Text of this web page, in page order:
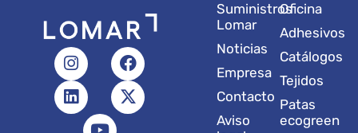
I
n
s
t
F
a
c
e
L
i
n
k
X
-
t
w
u
Suministros
Lomar
Noticias
Empresa
Contacto
Aviso
Oficina
Adhesivos
Catálogos
Tejidos
Patas
ecogreen